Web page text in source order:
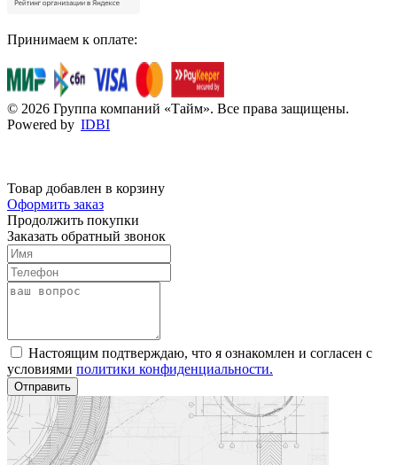
Принимаем к оплате:
© 2026 Группа компаний «Тайм». Все права защищены.
Powered by IDBI
Товар добавлен в корзину
Оформить заказ
Продолжить покупки
Заказать обратный звонок
Настоящим подтверждаю, что я ознакомлен и согласен с
условиями политики конфиденциальности.
Отправить